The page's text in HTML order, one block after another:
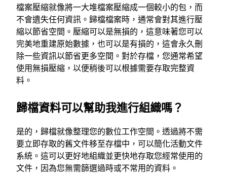
檔案壓縮就像將一大堆檔案壓縮成一個較小的包，而
不會遺失任何資訊。歸檔檔案時，通常會對其進行壓
縮以節省空間。壓縮可以是無損的，這意味著您可以
完美地重建原始數據，也可以是有損的，這會永久刪
除一些資訊以節省更多空間。對於存檔，您通常希望
使用無損壓縮，以便稍後可以根據需要存取完整資
料。
歸檔資料可以幫助我進行組織嗎？
是的，歸檔就像整理您的數位工作空間。透過將不需
要立即存取的舊文件移至存檔中，可以簡化活動文件
系統。這可以更好地組織並更快地存取您經常使用的
文件，因為您無需篩選過時或不常用的資料。